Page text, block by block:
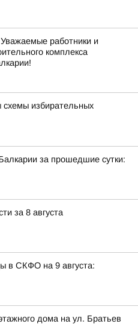
работники и
комплекса
схемы избирательных
за прошедшие сутки:
за 8 августа
в СКФО на 9 августа:
дома на ул. Братьев